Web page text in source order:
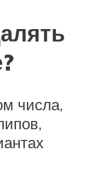
числа,